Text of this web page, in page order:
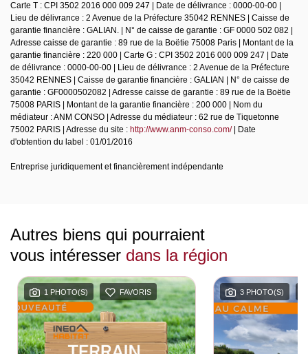
Carte T : CPI 3502 2016 000 009 247 | Date de délivrance : 0000-00-00 |
Lieu de délivrance : 2 Avenue de la Préfecture 35042 RENNES | Caisse de
garantie financière : GALIAN. | N° de caisse de garantie : GF 0000 502 082 |
Adresse caisse de garantie : 89 rue de la Boëtie 75008 Paris | Montant de la
garantie financière : 220 000 | Carte G : CPI 3502 2016 000 009 247 | Date
de délivrance : 0000-00-00 | Lieu de délivrance : 2 Avenue de la Préfecture
35042 RENNES | Caisse de garantie financière : GALIAN | N° de caisse de
garantie : GF0000502082 | Adresse caisse de garantie : 89 rue de la Boëtie
75008 PARIS | Montant de la garantie financière : 200 000 | Nom du
médiateur : ANM CONSO | Adresse du médiateur : 62 rue de Tiquetonne
75002 PARIS | Adresse du site : http://www.anm-conso.com/| Date
d'obtention du label : 01/01/2016
Entreprise juridiquement et financièrement indépendante
Autres biens qui pourraient
vous intéresser dans la région
1 PHOTO(S) FAVORIS 3 PHOTO(S)